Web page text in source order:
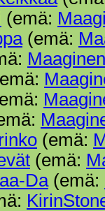
(emä:
(emä:
(emä:
(emä:
Da(emä: